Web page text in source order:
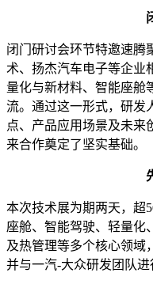
闭门研讨会环节特邀速腾
术、扬杰汽车电子等企业
量化与新材料、智能座舱
流。通过这一形式，研发
点、产品应用场景及未来
来合作奠定了坚实基础。
本次技术展为期两天，超
座舱、智能驾驶、轻量化
及热管理等多个核心领域
并与一汽-大众研发团队进